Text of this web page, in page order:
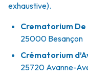
exhaustive).
Crematorium De
25000 Besançon
Crématorium
25720 Avanne-